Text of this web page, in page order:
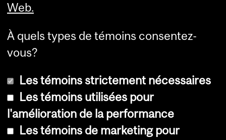
© Université McGill, 2026
Web.
À quels types de témoins consentez-
vous?
Les témoins strictement nécessaires
Les témoins utilisées pour
l'amélioration de la performance
Les témoins de marketing pour